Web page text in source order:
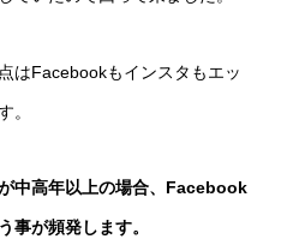
はFacebookもインスタもエッ
。
中高年以上の場合、Facebook
事が頻発します。